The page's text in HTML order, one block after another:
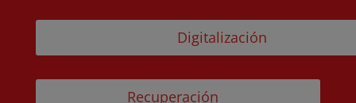
Digitalización
Recuperación